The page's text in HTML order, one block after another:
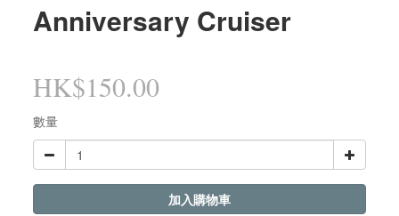
Anniversary Cruiser
HK$150.00
數量
加入購物車